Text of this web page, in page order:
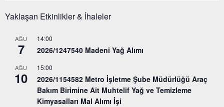
Yaklaşan Etkinlikler & İhaleler
AĞU
7
14:00
2026/1247540 Madeni Yağ Alımı
AĞU
10
15:00
2026/1154582 Metro İşletme Şube Müdürlüğü Araç
Bakım Birimine Ait Muhtelif Yağ ve Temizleme
Kimyasalları Mal Alımı İşi